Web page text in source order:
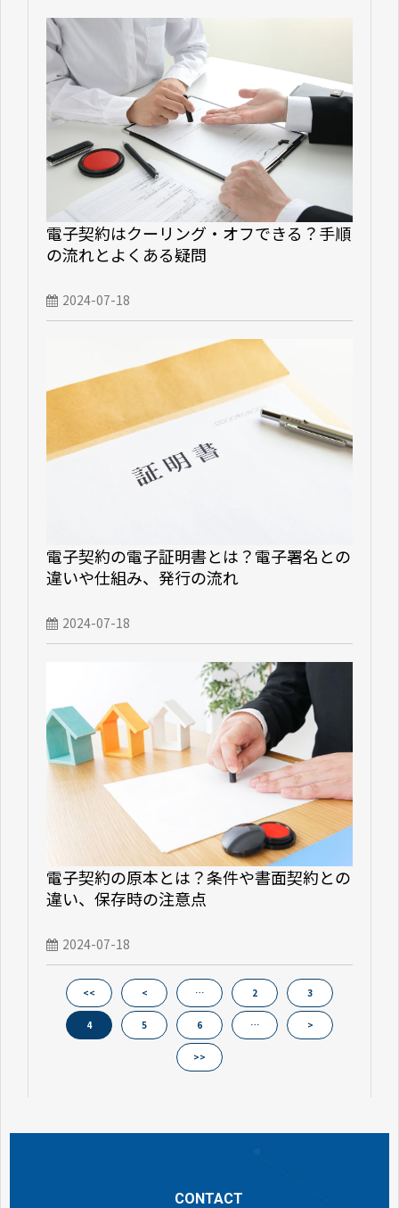
電子契約はクーリング・オフできる？手順
の流れとよくある疑問
2024-07-18
電子契約の電子証明書とは？電子署名との
違いや仕組み、発行の流れ
2024-07-18
電子契約の原本とは？条件や書面契約との
違い、保存時の注意点
2024-07-18
<< < … 2 3
4 5 6 … >
>>
CONTACT